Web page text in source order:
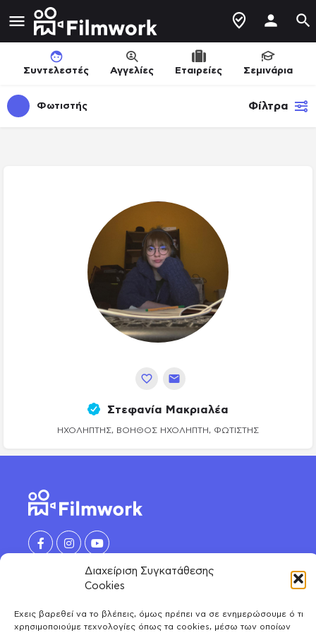
Διαχείριση Συγκατάθεσης
Cookies
Έχεις βαρεθεί να το βλέπεις, όμως πρέπει να σε ενημερώσουμε ό τι
χρησιμοποιούμε τεχνολογίες όπως τα cookies, μέσω των οποίων
Συντελεστές Αγγελίες Εταιρείες Σεμινάρια
Φωτιστής Φίλτρα
Στεφανία Μακριαλέα
ΗΧΟΛΉΠΤΗΣ, ΒΟΗΘΌΣ ΗΧΟΛΉΠΤΗ, ΦΩΤΙΣΤΉΣ
Ηθοποιοί